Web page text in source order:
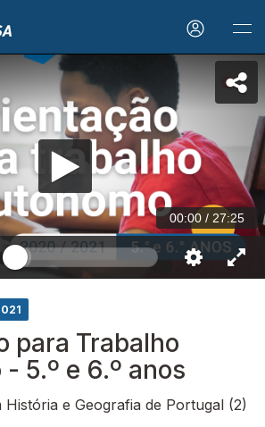
00:00 / 27:25
para Trabalho
5.º e 6.º anos
e Geografia de Portugal (2)